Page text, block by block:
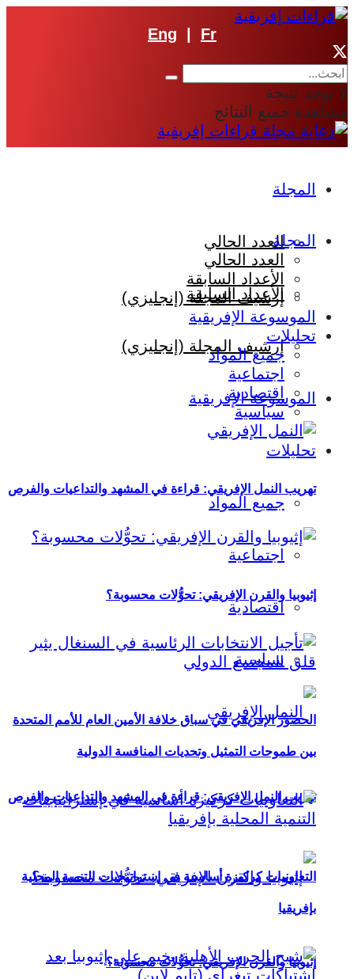
Eng Fr
لا توجد نتيجة
مشاهدة جميع النتائج
المجلة
العدد الحالي
الأعداد السابقة
إرشيف المجلة (إنجليزي)
الموسوعة الإفريقية
تحليلات
جميع المواد
اجتماعية
اقتصادية
سياسية
تهريب النمل الإفريقي: قراءة في المشهد والتداعيات والفرص
إثيوبيا والقرن الإفريقي: تحوُّلات محسوبة؟
المجلة
العدد الحالي
الأعداد السابقة
إرشيف المجلة (إنجليزي)
الموسوعة الإفريقية
تحليلات
جميع المواد
اجتماعية
اقتصادية
سياسية
تهريب النمل الإفريقي: قراءة في المشهد والتداعيات والفرص
إثيوبيا والقرن الإفريقي: تحوُّلات محسوبة؟
الحضور الإفريقي في سباق خلافة الأمين العام للأمم المتحدة
بين طموحات التمثيل وتحديات المنافسة الدولية
التعاونيات كركيزة أساسية في إستراتيجيات التنمية المحلية
بإفريقيا